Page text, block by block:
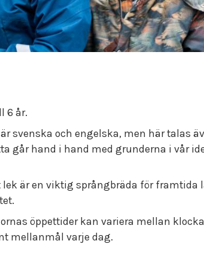
6 år.
svenska och engelska, men här talas
går hand i hand med grunderna i vår
är en viktig språngbräda för framtida
öppettider kan variera mellan
mellanmål varje dag.